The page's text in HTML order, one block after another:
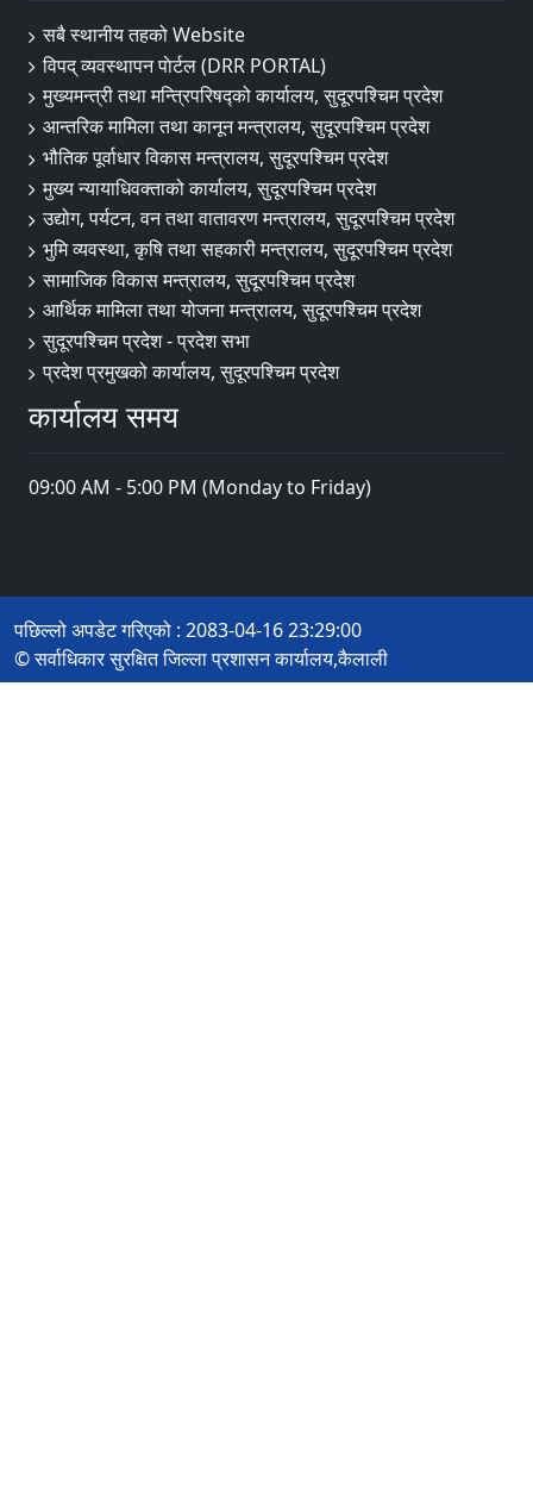
सबै स्थानीय तहको Website
विपद् व्यवस्थापन पाेर्टल (DRR PORTAL)
मुख्यमन्त्री तथा मन्त्रिपरिषद्को कार्यालय, सुदूरपश्चिम प्रदेश
आन्तरिक मामिला तथा कानून मन्त्रालय, सुदूरपश्चिम प्रदेश
भौतिक पूर्वाधार विकास मन्त्रालय, सुदूरपश्चिम प्रदेश
मुख्य न्यायाधिवक्ताको कार्यालय, सुदूरपश्चिम प्रदेश
उद्योग, पर्यटन, वन तथा वातावरण मन्त्रालय, सुदूरपश्चिम प्रदेश
भुमि व्यवस्था, कृषि तथा सहकारी मन्त्रालय, सुदूरपश्चिम प्रदेश
सामाजिक विकास मन्त्रालय, सुदूरपश्चिम प्रदेश
आर्थिक मामिला तथा योजना मन्त्रालय, सुदूरपश्चिम प्रदेश
सुदूरपश्चिम प्रदेश - प्रदेश सभा
प्रदेश प्रमुखको कार्यालय, सुदूरपश्चिम प्रदेश
कार्यालय समय
09:00 AM - 5:00 PM (Monday to Friday)
पछिल्लो अपडेट गरिएको : 2083-04-16 23:29:00
© सर्वाधिकार सुरक्षित जिल्ला प्रशासन कार्यालय,कैलाली